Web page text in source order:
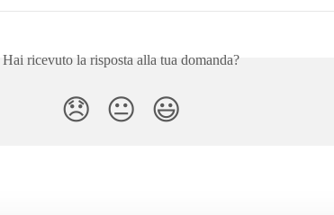
Hai ricevuto la risposta alla tua domanda?
😞 😐 😃